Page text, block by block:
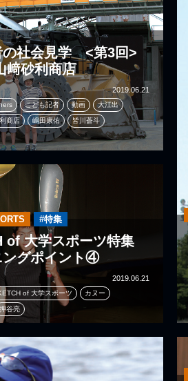
の社会見学 <第3回>
﨑砂利商店
2019.06.21
こども記者 動画 大江出
商店 嶋田康佑 皆川蒼斗
#特集
of 大学スポーツ特集
グポイント④
2019.06.21
of 大学スポーツ カヌー
押谷亮